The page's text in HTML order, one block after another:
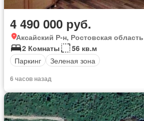
4 490 000 руб.
Аксайский Р-н, Ростовская область
2 Комнаты
56 кв.м
Паркинг
Зеленая зона
6 часов назад